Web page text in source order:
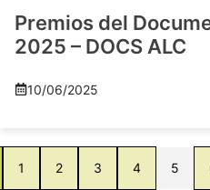
Premios del
2025 – DOCS ALC
10/06/2025
1 2 3 4 5